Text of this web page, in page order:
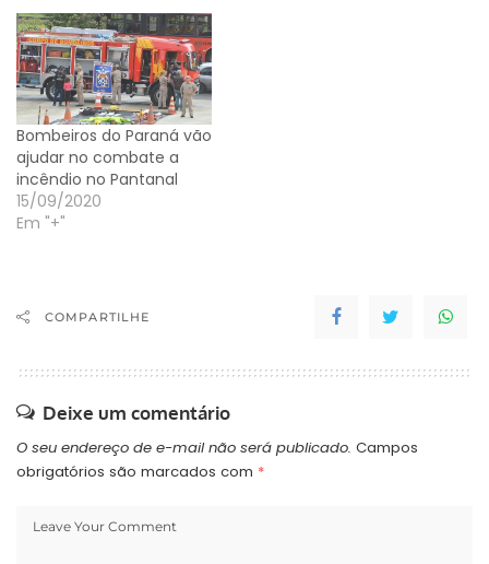
Bombeiros do Paraná vão
ajudar no combate a
incêndio no Pantanal
15/09/2020
Em "+"
COMPARTILHE
Deixe um comentário
O seu endereço de e-mail não será publicado. Campos
obrigatórios são marcados com *